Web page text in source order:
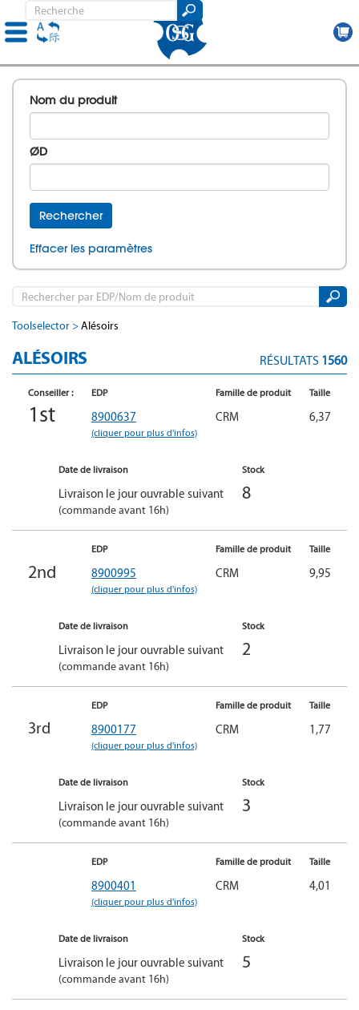
Nom du produit
ØD
Rechercher
Effacer les paramètres
Toolselector Alésoirs
ALÉSOIRS RÉSULTATS 1560
Conseiller :
1st
EDP
8900637
(cliquer pour plus d'infos)
Famille de produit
CRM
Taille
6,37
Date de livraison
Livraison le jour ouvrable suivant
(commande avant 16h)
Stock
8
2nd
EDP
8900995
(cliquer pour plus d'infos)
Famille de produit
CRM
Taille
9,95
Date de livraison
Livraison le jour ouvrable suivant
(commande avant 16h)
Stock
2
3rd
EDP
8900177
(cliquer pour plus d'infos)
Famille de produit
CRM
Taille
1,77
Date de livraison
Livraison le jour ouvrable suivant
(commande avant 16h)
Stock
3
EDP
8900401
(cliquer pour plus d'infos)
Famille de produit
CRM
Taille
4,01
Date de livraison
Livraison le jour ouvrable suivant
(commande avant 16h)
Stock
5